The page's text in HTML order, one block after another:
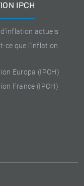
IPCH
d'inflation actuels
ce que l'inflation
Europa (IPCH)
France (IPCH)